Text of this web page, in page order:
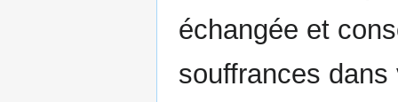
échangée et
souffrances